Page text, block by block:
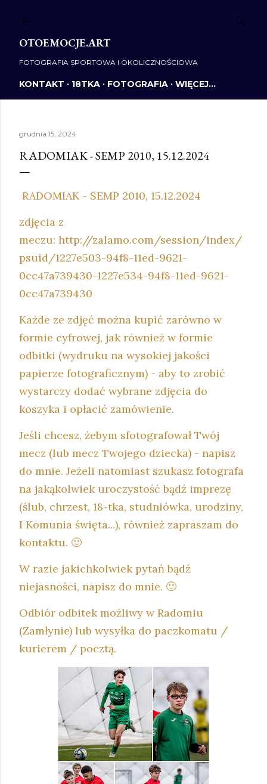
OTOEMOCJE.ART
FOTOGRAFIA SPORTOWA I OKOLICZNOŚCIOWA
KONTAKT 18TKA FOTOGRAFIA WIĘCEJ…
grudnia 15, 2024
RADOMIAK - SEMP 2010, 15.12.2024
RADOMIAK - SEMP 2010, 15.12.2024
zdjęcia z
meczu: http://zalamo.com/session/index/
psuid/1227e503-94f8-11ed-9621-
0cc47a739430-1227e534-94f8-11ed-9621-
0cc47a739430
Każde ze zdjęć można kupić zarówno w
formie cyfrowej, jak również w formie
odbitki (wydruku na wysokiej jakości
papierze fotograficznym) - aby to zrobić
wystarczy dodać wybrane zdjęcia do
koszyka i opłacić zamówienie.
Jeśli chcesz, żebym sfotografował Twój
mecz (lub mecz Twojego dziecka) - napisz
do mnie. Jeżeli natomiast szukasz fotografa
na jakąkolwiek uroczystość bądź imprezę
(ślub, chrzest, 18-tka, studniówka, urodziny,
I Komunia święta...), również zapraszam do
kontaktu. 🙂
W razie jakichkolwiek pytań bądź
niejasności, napisz do mnie. 🙂
Odbiór odbitek możliwy w Radomiu
(Zamłynie) lub wysyłka do paczkomatu /
kurierem / pocztą.